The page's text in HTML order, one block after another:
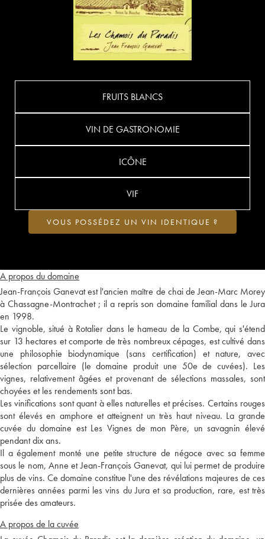
A propos du domaine
Jean-François Ganevat est l'ancien maître de chai de Jean-Marc Morey
à Chassagne-Montrachet ; il a repris son domaine familial dans le Jura
en 1998.
Le vignoble, situé à Rotalier dans le hameau de la Combe, qui s'étend
sur 13 hectares et comporte de très nombreux cépages, est cultivé dans
une philosophie biodynamique (sans certification) et nature, avec
sélection parcellaire (le domaine produit une 50e de cuvées). Les
vignes, relativement âgées et provenant de sélections massales, sont
choyées et les rendements sont bas.
Les vinifications sont quant à elles naturelles et précises. Certains rouges
sont élevés en amphore et atteignent un très haut niveau. La grande
cuvée du domaine est Les Vignes de mon Père, un savagnin élevé
pendant dix ans.
Il a également monté une petite structure de négoce avec sa femme
sous le nom, Anne et Jean-François Ganevat, qui lui permet de produire
plus de vins. Ce domaine constitue l'une des révélations majeures de ces
dernières années parmi les vins du Jura et sa production, rare, est très
prisée des amateurs.
A propos de la cuvée
FRUITS BLANCS
VIN DE GASTRONOMIE
ICÔNE
VIF
VOUS POSSÉDEZ UN VIN IDENTIQUE ?